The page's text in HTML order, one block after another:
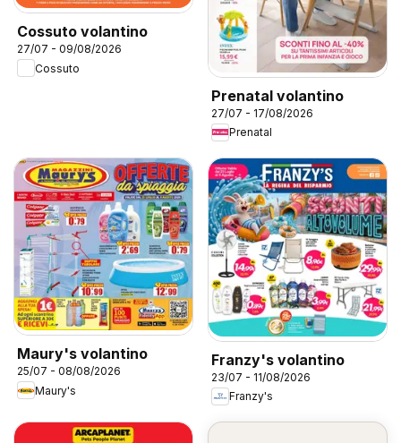
Cossuto volantino
27/07 - 09/08/2026
Cossuto
Prenatal volantino
27/07 - 17/08/2026
Prenatal
Maury's volantino
25/07 - 08/08/2026
Maury's
Franzy's volantino
23/07 - 11/08/2026
Franzy's